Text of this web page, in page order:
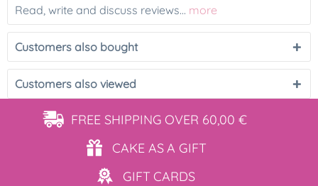
Read, write and discuss reviews... more
Customers also bought
Customers also viewed
FREE SHIPPING OVER 60,00 €
CAKE ASA GIFT
GIFT CARDS